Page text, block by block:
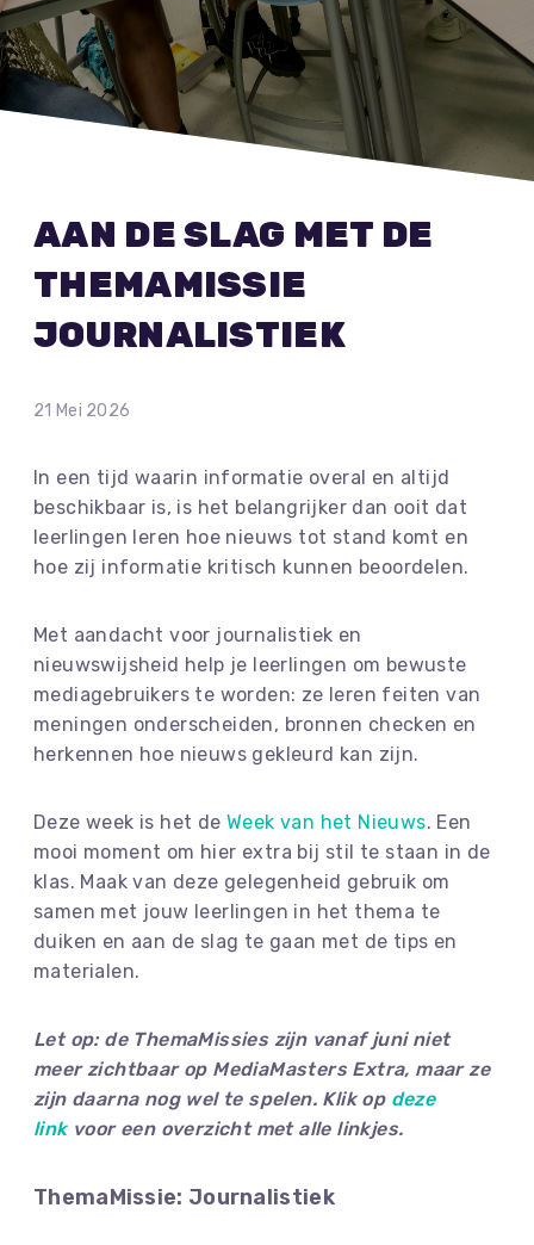
AAN DE SLAG MET DE
THEMAMISSIE
JOURNALISTIEK
21 Mei 2026
In een tijd waarin informatie overal en altijd
beschikbaar is, is het belangrijker dan ooit dat
leerlingen leren hoe nieuws tot stand komt en
hoe zij informatie kritisch kunnen beoordelen.
Met aandacht voor journalistiek en
nieuwswijsheid help je leerlingen om bewuste
mediagebruikers te worden: ze leren feiten van
meningen onderscheiden, bronnen checken en
herkennen hoe nieuws gekleurd kan zijn.
Deze week is het de Week van het Nieuws. Een
mooi moment om hier extra bij stil te staan in de
klas. Maak van deze gelegenheid gebruik om
samen met jouw leerlingen in het thema te
duiken en aan de slag te gaan met de tips en
materialen.
Let op: de ThemaMissies zijn vanaf juni niet
meer zichtbaar op MediaMasters Extra, maar ze
zijn daarna nog wel te spelen. Klik op deze
linkvoor een overzicht met alle linkjes.
ThemaMissie: Journalistiek